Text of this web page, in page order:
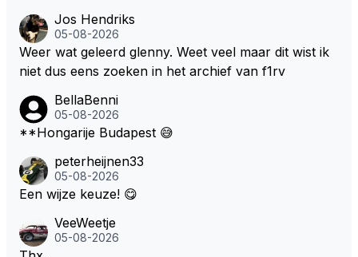
Jos Hendriks
05-08-2026
Weer wat geleerd glenny. Weet veel maar dit wist ik
niet dus eens zoeken in het archief van f1rv
BellaBenni
05-08-2026
**Hongarije Budapest 😅
peterheijnen33
05-08-2026
Een wijze keuze! 😋
VeeWeetje
05-08-2026